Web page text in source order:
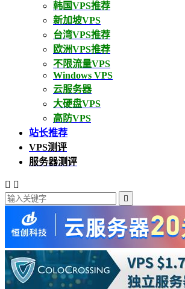
韩国VPS推荐
新加坡VPS
台湾VPS推荐
欧洲VPS推荐
不限流量VPS
Windows VPS
云服务器
大硬盘VPS
高防VPS
站长推荐
VPS测评
服务器测评
 
